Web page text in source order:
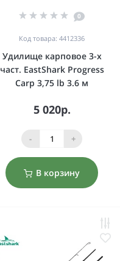
0
Код товара: 4412336
Удилище карповое 3-х
част. EastShark Progress
Carp 3,75 lb 3.6 м
5 020р.
- +
В корзину